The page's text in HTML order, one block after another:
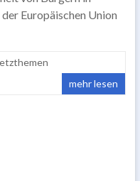
Europäischen Union
mehr lesen